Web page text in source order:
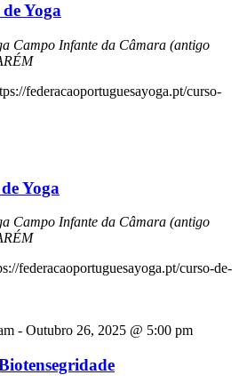
Yoga
Campo Infante da Câmara (antigo
federacaoportuguesayoga.pt/curso-
Yoga
Campo Infante da Câmara (antigo
federacaoportuguesayoga.pt/curso-de-
- Outubro 26, 2025 @ 5:00 pm